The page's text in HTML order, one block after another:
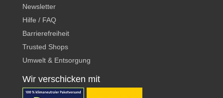
Newsletter
Hilfe / FAQ
Barrierefreiheit
Trusted Shops
Umwelt & Entsorgung
Wir verschicken mit